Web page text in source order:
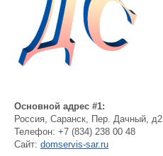
Основной адрес #1:
Россия, Саранск, Пер. Дачный, д2
Телефон: +7 (834) 238 00 48
Сайт: domservis-sar.ru